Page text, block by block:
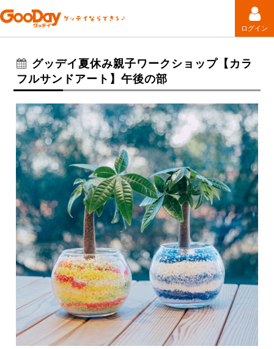
ログイン
グッデイ夏休み親子ワークショップ【カラ
フルサンドアート】午後の部